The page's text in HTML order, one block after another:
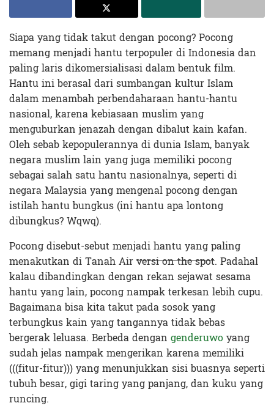
Siapa yang tidak takut dengan pocong? Pocong
memang menjadi hantu terpopuler di Indonesia dan
paling laris dikomersialisasi dalam bentuk film.
Hantu ini berasal dari sumbangan kultur Islam
dalam menambah perbendaharaan hantu-hantu
nasional, karena kebiasaan muslim yang
menguburkan jenazah dengan dibalut kain kafan.
Oleh sebab kepopulerannya di dunia Islam, banyak
negara muslim lain yang juga memiliki pocong
sebagai salah satu hantu nasionalnya, seperti di
negara Malaysia yang mengenal pocong dengan
istilah hantu bungkus (ini hantu apa lontong
dibungkus? Wqwq).
Pocong disebut-sebut menjadi hantu yang paling
menakutkan di Tanah Airversi on the spot. Padahal
kalau dibandingkan dengan rekan sejawat sesama
hantu yang lain, pocong nampak terkesan lebih cupu.
Bagaimana bisa kita takut pada sosok yang
terbungkus kain yang tangannya tidak bebas
bergerak leluasa. Berbeda dengan genderuwoyang
sudah jelas nampak mengerikan karena memiliki
(((fitur-fitur))) yang menunjukkan sisi buasnya seperti
tubuh besar, gigi taring yang panjang, dan kuku yang
runcing.